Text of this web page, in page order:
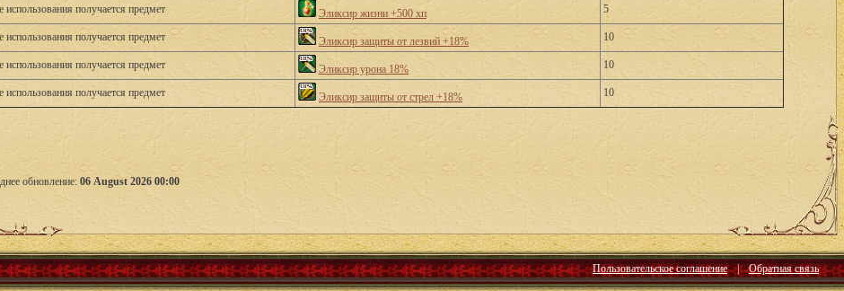
использования получается предмет Эликсир жизни +500 хп 5
использования получается предмет Эликсир защиты от лезвий +18% 10
использования получается предмет Эликсир урона 18% 10
использования получается предмет Эликсир защиты от стрел +18% 10
обновление: 06 August 2026 00:00
Пользовательское соглашение | Обратная связь